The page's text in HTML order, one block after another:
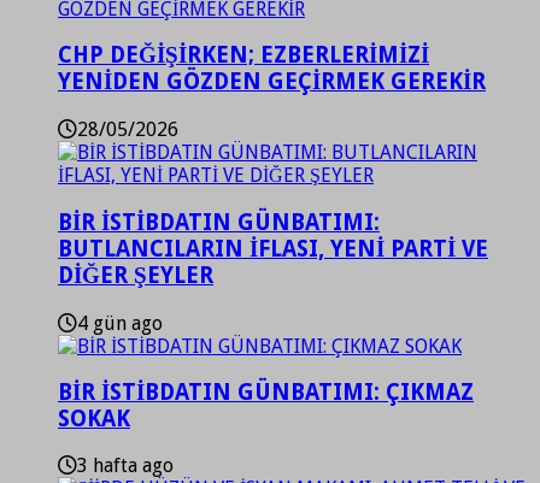
CHP DEĞİŞİRKEN; EZBERLERİMİZİ
YENİDEN GÖZDEN GEÇİRMEK GEREKİR
28/05/2026
BİR İSTİBDATIN GÜNBATIMI:
BUTLANCILARIN İFLASI, YENİ PARTİ VE
DİĞER ŞEYLER
4 gün ago
BİR İSTİBDATIN GÜNBATIMI: ÇIKMAZ
SOKAK
3 hafta ago